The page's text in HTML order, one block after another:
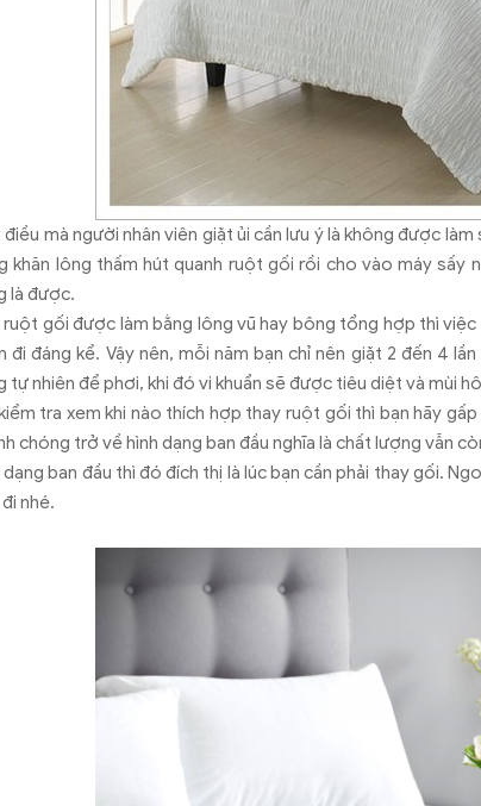
mà người nhân viên giặt ủi cần lưu ý là không được
khăn lông thấm hút quanh ruột gối rồi cho vào máy sấy
là được.
ruột gối được làm bằng lông vũ hay bông tổng hợp thì
đi đáng kể. Vậy nên, mỗi năm bạn chỉ nên giặt 2 đến 4
tự nhiên để phơi, khi đó vi khuẩn sẽ được tiêu diệt và mùi
tra xem khi nào thích hợp thay ruột gối thì bạn hãy
chóng trở về hình dạng ban đầu nghĩa là chất lượng vẫn
dạng ban đầu thì đó đích thị là lúc bạn cần phải thay gối.
nhé.